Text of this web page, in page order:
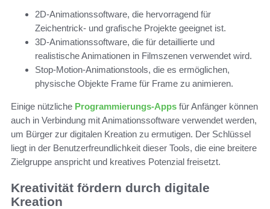
2D-Animationssoftware, die hervorragend für
Zeichentrick- und grafische Projekte geeignet ist.
3D-Animationssoftware, die für detaillierte und
realistische Animationen in Filmszenen verwendet wird.
Stop-Motion-Animationstools, die es ermöglichen,
physische Objekte Frame für Frame zu animieren.
Einige nützliche Programmierungs-Apps für Anfänger können
auch in Verbindung mit Animationssoftware verwendet werden,
um Bürger zur digitalen Kreation zu ermutigen. Der Schlüssel
liegt in der Benutzerfreundlichkeit dieser Tools, die eine breitere
Zielgruppe anspricht und kreatives Potenzial freisetzt.
Kreativität fördern durch digitale
Kreation